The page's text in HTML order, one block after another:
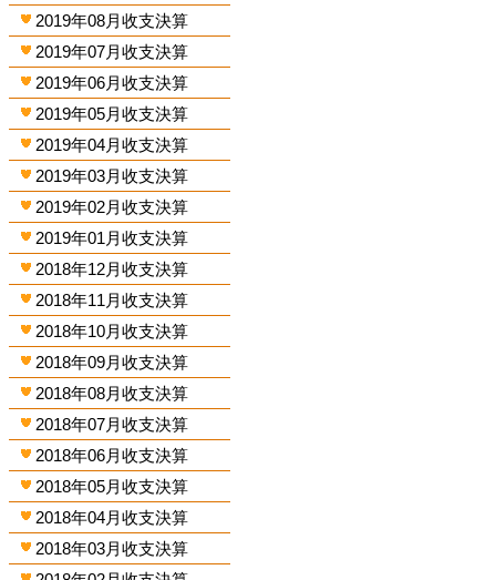
2019年08月收支決算
2019年07月收支決算
2019年06月收支決算
2019年05月收支決算
2019年04月收支決算
2019年03月收支決算
2019年02月收支決算
2019年01月收支決算
2018年12月收支決算
2018年11月收支決算
2018年10月收支決算
2018年09月收支決算
2018年08月收支決算
2018年07月收支決算
2018年06月收支決算
2018年05月收支決算
2018年04月收支決算
2018年03月收支決算